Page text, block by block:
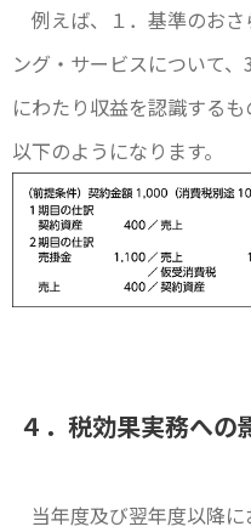
例えば、１．基準のおさ
ング・サービスについて
にわたり収益を認識する
以下のようになります。
４．税効果実務への
当年度及び翌年度以降